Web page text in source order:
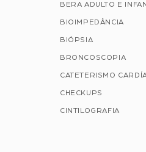
BERA ADULTO E
BIOIMPEDÂNCIA
BIÓPSIA
BRONCOSCOPIA
CATETERISMO
CHECKUPS
CINTILOGRAFIA